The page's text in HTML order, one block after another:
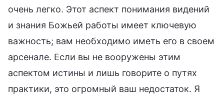
очень легко. Этот аспект понимания видений
и знания Божьей работы имеет ключевую
важность; вам необходимо иметь его в своем
арсенале. Если вы не вооружены этим
аспектом истины и лишь говорите о путях
практики, это огромный ваш недостаток. Я